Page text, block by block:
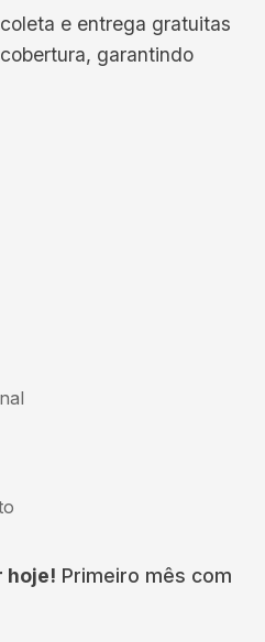
e entrega gratuitas
garantindo
hoje! Primeiro mês com